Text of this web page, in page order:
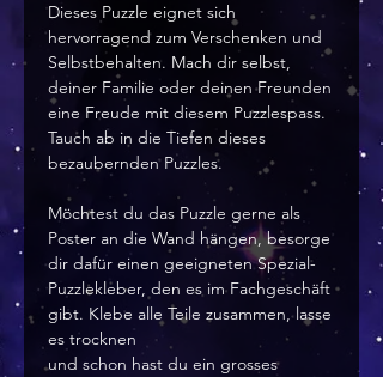
Dieses Puzzle eignet sich
hervorragend zum Verschenken und
Selbstbehalten. Mach dir selbst,
deiner Familie oder deinen Freunden
eine Freude mit diesem Puzzlespass.
Tauch ab in die Tiefen dieses
bezaubernden Puzzles.
Möchtest du das Puzzle gerne als
Poster an die Wand hängen, besorge
dir dafür einen geeigneten Spezial-
Puzzlekleber, den es im Fachgeschäft
gibt. Klebe alle Teile zusammen, lasse
es trocknen
und schon hast du ein grosses